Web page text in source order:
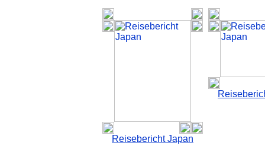
Reisebericht Japan